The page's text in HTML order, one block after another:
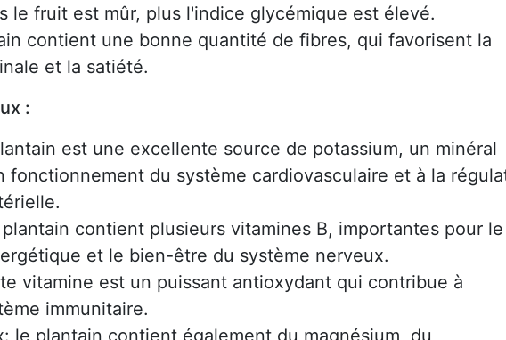
le fruit est mûr, plus l'indice glycémique est élevé.
contient une bonne quantité de fibres, qui favorisent la
et la satiété.
:
est une excellente source de potassium, un minéral
fonctionnement du système cardiovasculaire et à la
contient plusieurs vitamines B, importantes pour le
et le bien-être du système nerveux.
vitamine est un puissant antioxydant qui contribue à
immunitaire.
le plantain contient également du magnésium, du